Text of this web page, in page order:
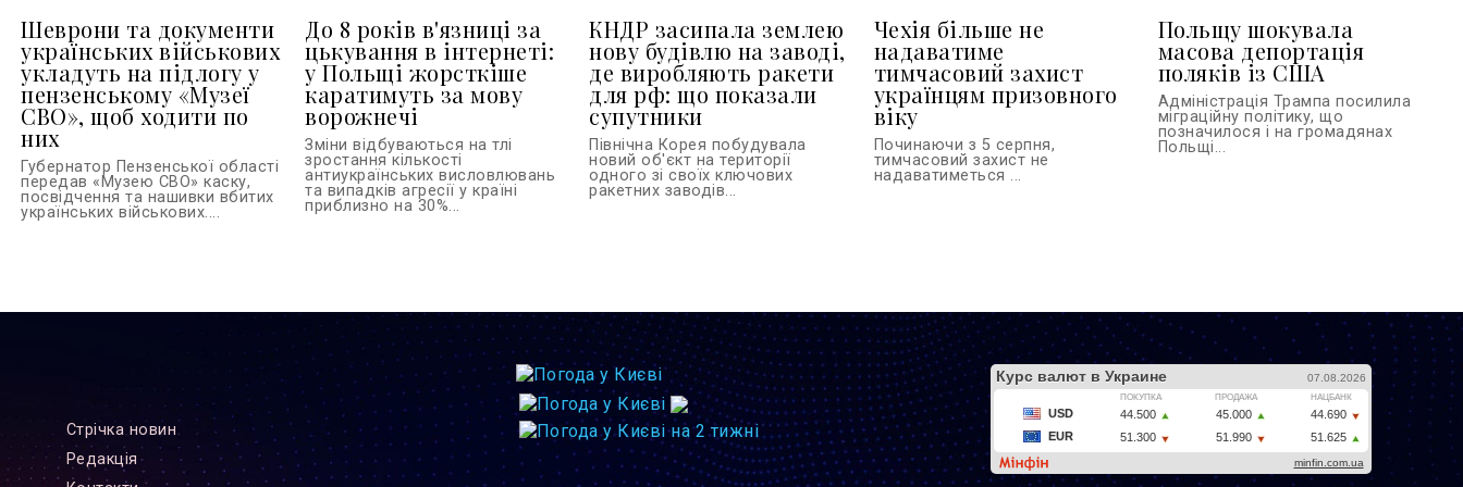
Шеврони та документи
українських військових
укладуть на підлогу у
пензенському «Музеї
СВО», щоб ходити по
них
Губернатор Пензенської області
передав «Музею СВО» каску,
посвідчення та нашивки вбитих
українських військових....
До 8 років в'язниці за
цькування в інтернеті:
у Польщі жорсткіше
каратимуть за мову
ворожнечі
Зміни відбуваються на тлі
зростання кількості
антиукраїнських висловлювань
та випадків агресії у країні
приблизно на 30%...
КНДР засипала землею
нову будівлю на заводі,
де виробляють ракети
для рф: що показали
супутники
Північна Корея побудувала
новий об'єкт на території
одного зі своїх ключових
ракетних заводів...
Чехія більше не
надаватиме
тимчасовий захист
українцям призовного
віку
Починаючи з 5 серпня,
тимчасовий захист не
надаватиметься ...
Польщу шокувала
масова депортація
поляків із США
Адміністрація Трампа посилила
міграційну політику, що
позначилося і на громадянах
Польщі...
Стрiчка новин
Редакцiя